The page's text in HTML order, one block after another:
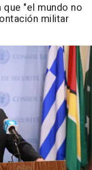
"el mundo no
militar